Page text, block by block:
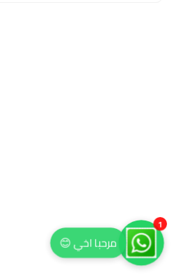
مرحبا اخي 😊